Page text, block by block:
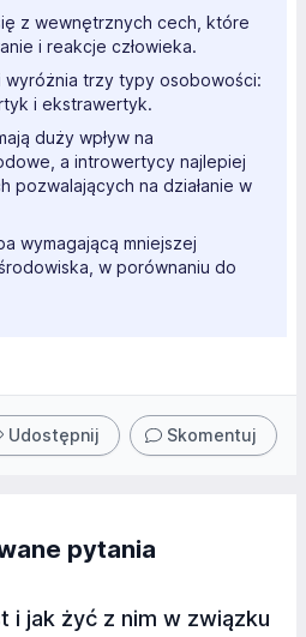
z wewnętrznych cech, które
i reakcje człowieka.
wyróżnia trzy typy osobowości:
i ekstrawertyk.
duży wpływ na
a introwertycy najlepiej
pozwalających na działanie w
wymagającą mniejszej
w porównaniu do
Udostępnij Skomentuj
pytania
i jak żyć z nim w związku